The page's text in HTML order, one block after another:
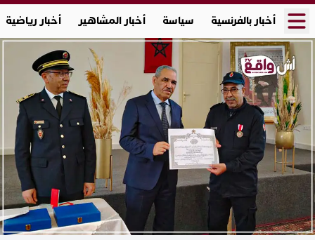
أخبار بالفرنسية سياسة أخبار المشاهير أخبار رياضية